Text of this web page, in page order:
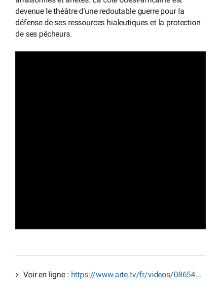
devenue le théâtre d’une redoutable guerre pour la
défense de ses ressources hialeutiques et la protection
de ses pêcheurs.
Voir en ligne : https://www.arte.tv/fr/videos/08654...